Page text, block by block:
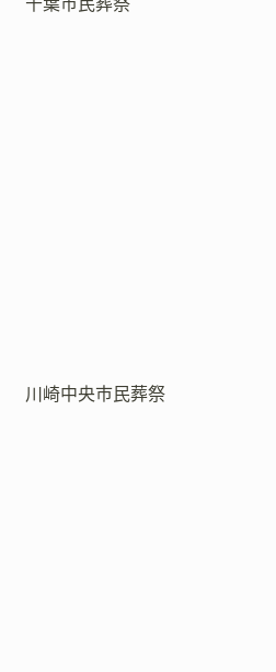
川崎中央市民葬祭